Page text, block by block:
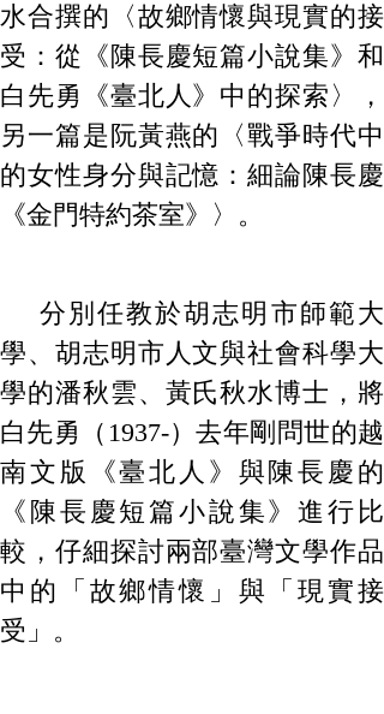
水合撰的〈故鄉情懷與現實的接
受：從《陳長慶短篇小說集》和
白先勇《臺北人》中的探索〉，
另一篇是阮黃燕的〈戰爭時代中
的女性身分與記憶：細論陳長慶
《金門特約茶室》〉。
分別任教於胡志明市師範大
學、胡志明市人文與社會科學大
學的潘秋雲、黃氏秋水博士，將
白先勇（1937-）去年剛問世的越
南文版《臺北人》與陳長慶的
《陳長慶短篇小說集》進行比
較，仔細探討兩部臺灣文學作品
中的「故鄉情懷」與「現實接
受」。